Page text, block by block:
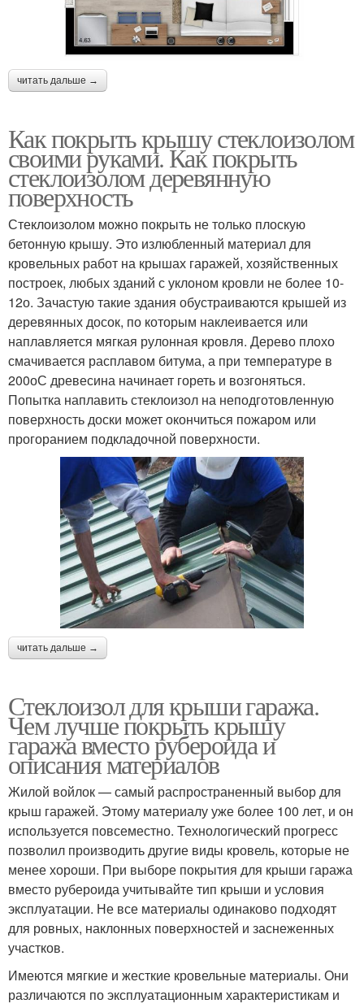
читать дальше →
Как покрыть крышу стеклоизолом
своими руками. Как покрыть
стеклоизолом деревянную
поверхность
Стеклоизолом можно покрыть не только плоскую
бетонную крышу. Это излюбленный материал для
кровельных работ на крышах гаражей, хозяйственных
построек, любых зданий с уклоном кровли не более 10-
12о. Зачастую такие здания обустраиваются крышей из
деревянных досок, по которым наклеивается или
наплавляется мягкая рулонная кровля. Дерево плохо
смачивается расплавом битума, а при температуре в
200оС древесина начинает гореть и возгоняться.
Попытка наплавить стеклоизол на неподготовленную
поверхность доски может окончиться пожаром или
прогоранием подкладочной поверхности.
читать дальше →
Стеклоизол для крыши гаража.
Чем лучше покрыть крышу
гаража вместо рубероида и
описания материалов
Жилой войлок — самый распространенный выбор для
крыш гаражей. Этому материалу уже более 100 лет, и он
используется повсеместно. Технологический прогресс
позволил производить другие виды кровель, которые не
менее хороши. При выборе покрытия для крыши гаража
вместо рубероида учитывайте тип крыши и условия
эксплуатации. Не все материалы одинаково подходят
для ровных, наклонных поверхностей и заснеженных
участков.
Имеются мягкие и жесткие кровельные материалы. Они
различаются по эксплуатационным характеристикам и